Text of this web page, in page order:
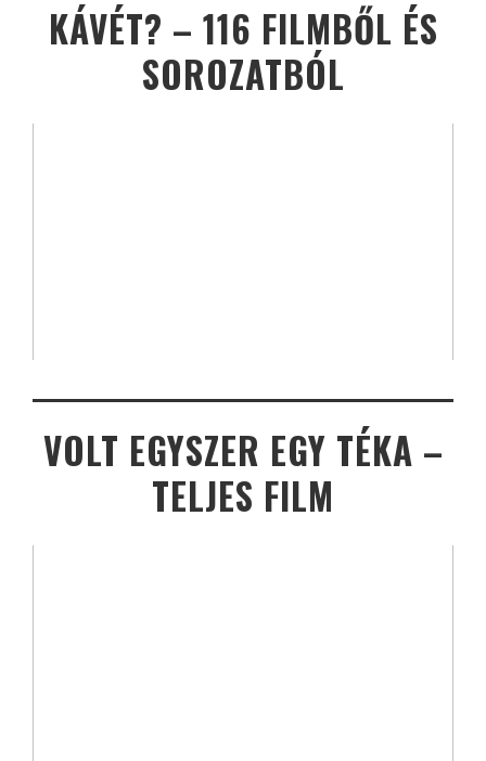
KÁVÉT? – 116 FILMBŐL ÉS
SOROZATBÓL
VOLT EGYSZER EGY TÉKA –
TELJES FILM